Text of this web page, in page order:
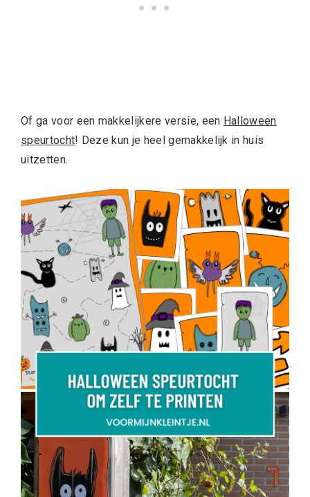
Of ga voor een makkelijkere versie, een Halloween
speurtocht! Deze kun je heel gemakkelijk in huis
uitzetten.